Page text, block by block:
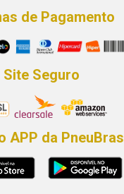
de Pagamento
Site Seguro
APP da PneuBras